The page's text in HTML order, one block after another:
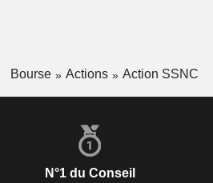
Bourse Actions Action SSNC
N°1 du Conseil